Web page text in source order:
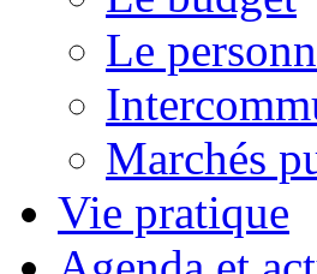
Le
Marchés
Vie pratique